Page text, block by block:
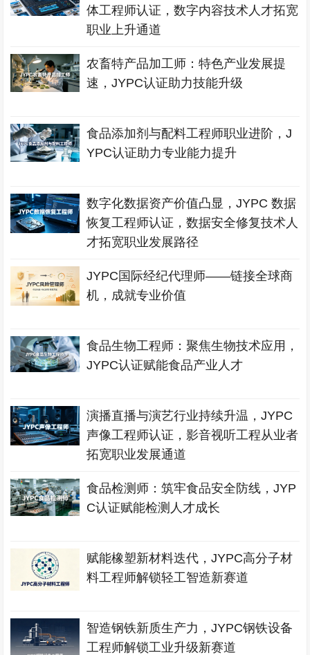
体工程师认证，数字内容技术人才拓宽
职业上升通道
农畜特产品加工师：特色产业发展提
速，JYPC认证助力技能升级
食品添加剂与配料工程师职业进阶，J
YPC认证助力专业能力提升
数字化数据资产价值凸显，JYPC 数据
恢复工程师认证，数据安全修复技术人
才拓宽职业发展路径
JYPC国际经纪代理师——链接全球商
机，成就专业价值
食品生物工程师：聚焦生物技术应用，
JYPC认证赋能食品产业人才
演播直播与演艺行业持续升温，JYPC
声像工程师认证，影音视听工程从业者
拓宽职业发展通道
食品检测师：筑牢食品安全防线，JYP
C认证赋能检测人才成长
赋能橡塑新材料迭代，JYPC高分子材
料工程师解锁轻工智造新赛道
智造钢铁新质生产力，JYPC钢铁设备
工程师解锁工业升级新赛道